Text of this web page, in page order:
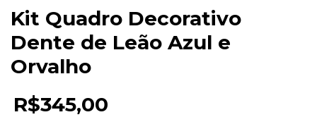
Kit Quadro Decorativo
Dente de Leão Azul e
Orvalho
R$345,00